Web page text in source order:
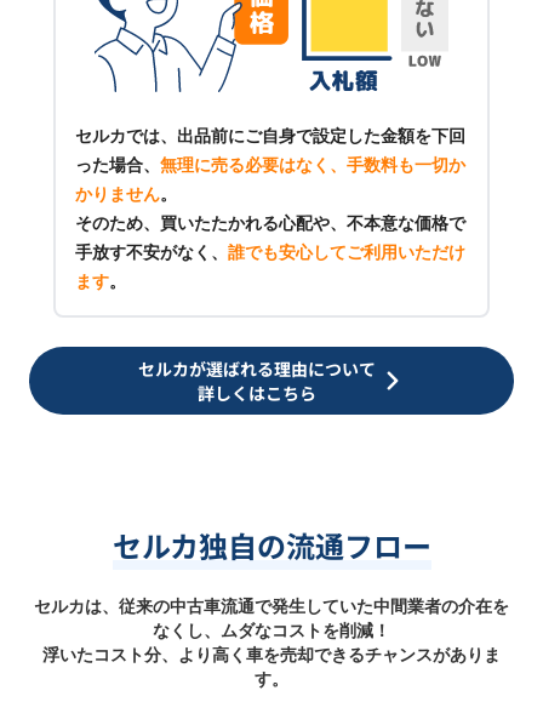
セルカでは、出品前にご自身で設定した金額を下回
った場合、 無理に売る必要はなく、手数料も一切か
かりません。
そのため、買いたたかれる心配や、不本意な価格で
手放す不安がなく、 誰でも安心してご利用いただけ
ます。
セルカが選ばれる理由について
詳しくはこちら
セルカ独自の流通フロー
セルカは、従来の中古車流通で発生していた中間業者の介在を
なくし、ムダなコストを削減！
浮いたコスト分、より高く車を売却できるチャンスがありま
す。